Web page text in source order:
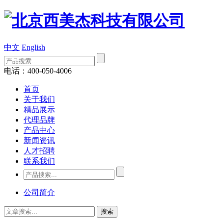
中文 English
电话：400-050-4006
首页
关于我们
精品展示
代理品牌
产品中心
新闻资讯
人才招聘
联系我们
公司简介